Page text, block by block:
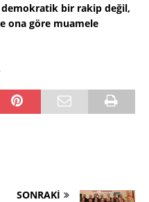
demokratik bir rakip değil,
ona göre muamele
SONRAKI